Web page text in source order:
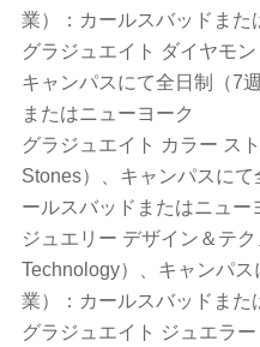
業）：カールスバッドまた
グラジュエイト ダイヤモ
キャンパスにて全日制（7
またはニューヨーク
グラジュエイト カラー ス
Stones）、キャンパスに
ールスバッドまたはニュー
ジュエリー デザイン＆テ
Technology）、キャンパ
業）：カールスバッドまた
グラジュエイト ジュエラ